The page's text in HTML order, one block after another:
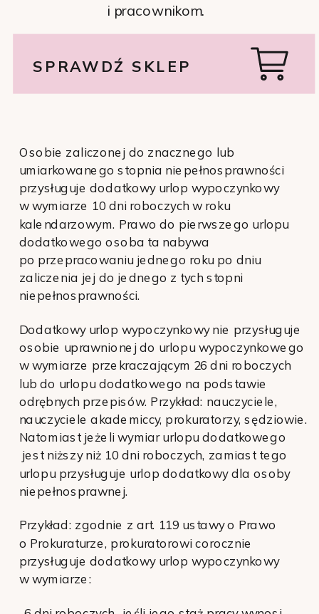
Osobie zaliczonej do znacznego lub
umiarkowanego stopnia niepełnosprawności
przysługuje dodatkowy urlop wypoczynkowy
w wymiarze 10 dni roboczych w roku
kalendarzowym. Prawo do pierwszego urlopu
dodatkowego osoba ta nabywa
po przepracowaniu jednego roku po dniu
zaliczenia jej do jednego z tych stopni
niepełnosprawności.
Dodatkowy urlop wypoczynkowy nie przysługuje
osobie uprawnionej do urlopu wypoczynkowego
w wymiarze przekraczającym 26 dni roboczych
lub do urlopu dodatkowego na podstawie
odrębnych przepisów. Przykład: nauczyciele,
nauczyciele akademiccy, prokuratorzy, sędziowie.
Natomiast jeżeli wymiar urlopu dodatkowego
jest niższy niż 10 dni roboczych, zamiast tego
urlopu przysługuje urlop dodatkowy dla osoby
niepełnosprawnej.
Przykład: zgodnie z art. 119 ustawy o Prawo
o Prokuraturze, prokuratorowi corocznie
przysługuje dodatkowy urlop wypoczynkowy
w wymiarze:
i pracownikom.
SPRAWDŹ SKLEP